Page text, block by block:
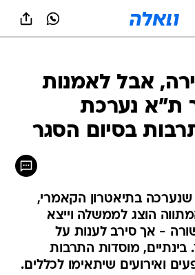
אבל לאמנות
ת"א נערכת
בסיום הסגר
שנערכה בתיאטרון הקאמרי,
הוצג לממשלה וייצא
- אך סירב לענות על
מוסדות התרבות
ואירועים שיתאימו לכללים.